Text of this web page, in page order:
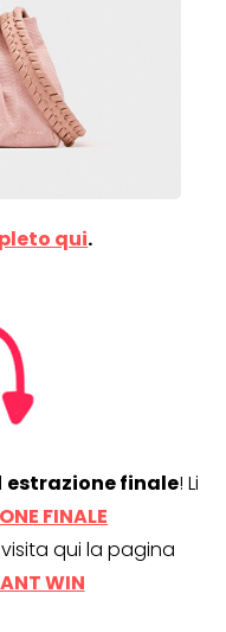
qui.
estrazione finale! Li
FINALE
qui la pagina
WIN